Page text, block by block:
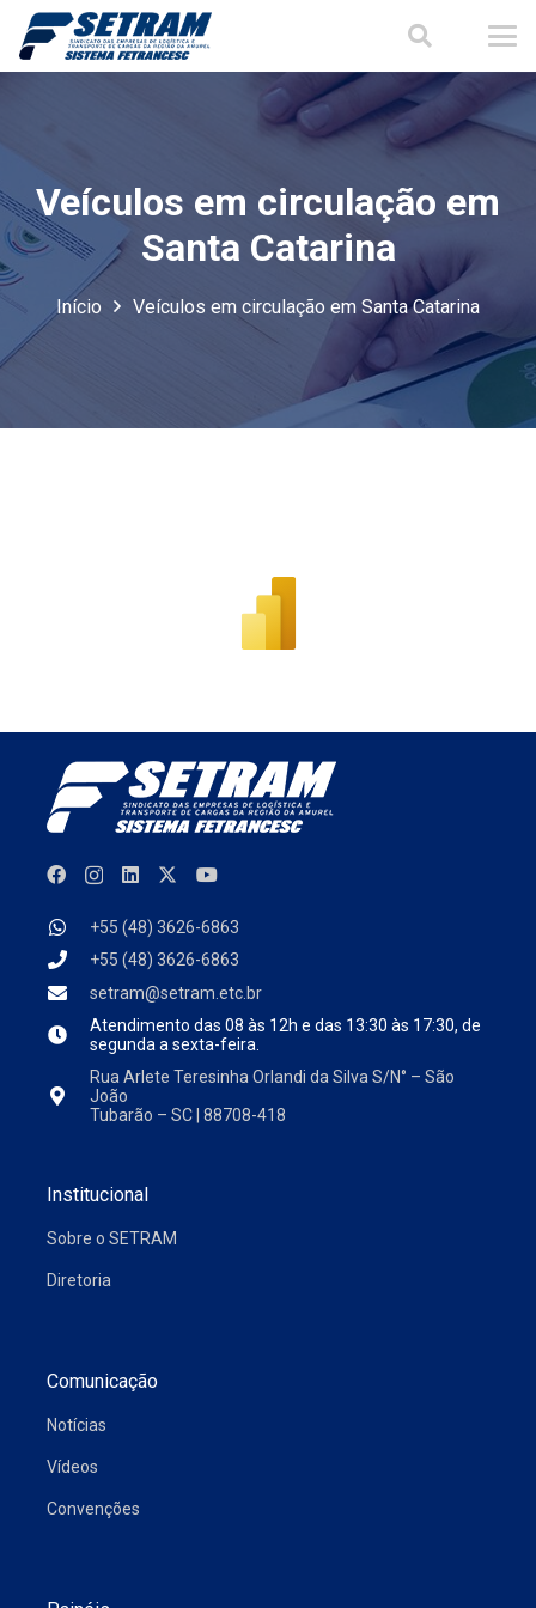
Veículos em circulação em
Santa Catarina
Início Veículos em circulação em Santa Catarina
+55 (48) 3626-6863
+55 (48) 3626-6863
setram@setram.etc.br
Atendimento das 08 às 12h e das 13:30 às 17:30, de
segunda a sexta-feira.
Rua Arlete Teresinha Orlandi da Silva S/N° – São
João
Tubarão – SC | 88708-418
Institucional
Sobre o SETRAM
Diretoria
Comunicação
Notícias
Vídeos
Convenções